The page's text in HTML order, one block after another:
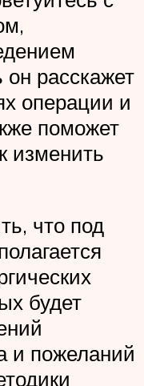
расскажет
операции и
поможет
изменить
что под
будет
и пожеланий